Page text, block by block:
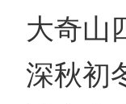
大奇山
深秋初